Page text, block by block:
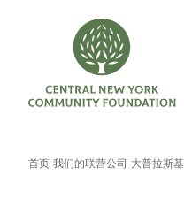
首页 我们的联营公司 大普拉斯